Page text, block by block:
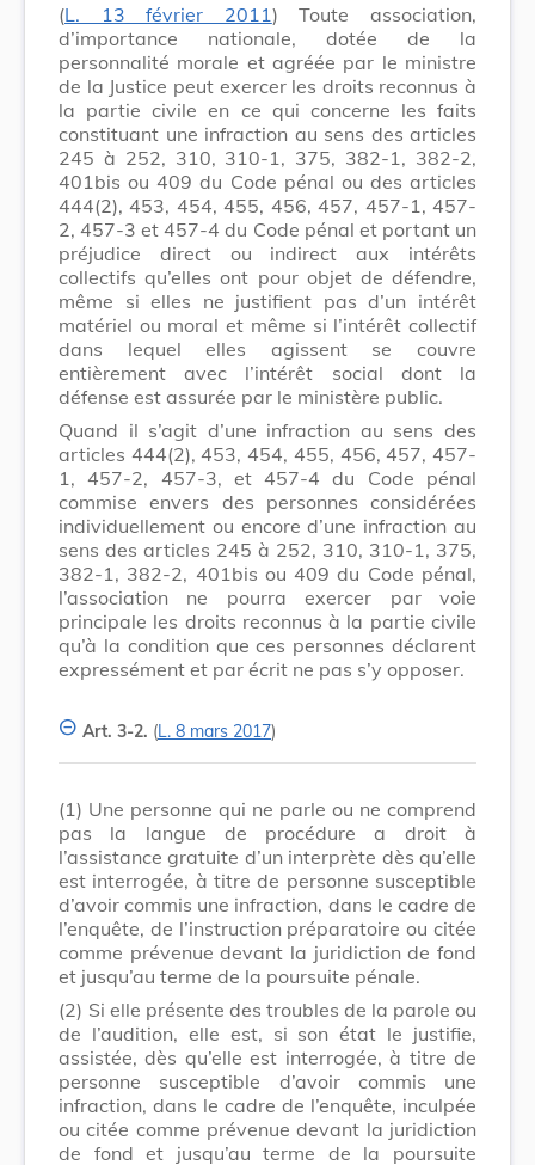
(L. 13 février 2011 ) Toute association,
d’importance nationale, dotée de la
personnalité morale et agréée par le ministre
de la Justice peut exercer les droits reconnus à
la partie civile en ce qui concerne les faits
constituant une infraction au sens des articles
245 à 252, 310, 310-1, 375, 382-1, 382-2,
401bis ou 409 du Code pénal ou des articles
444(2), 453, 454, 455, 456, 457, 457-1, 457-
2, 457-3 et 457-4 du Code pénal et portant un
préjudice direct ou indirect aux intérêts
collectifs qu’elles ont pour objet de défendre,
même si elles ne justifient pas d’un intérêt
matériel ou moral et même si l’intérêt collectif
dans lequel elles agissent se couvre
entièrement avec l’intérêt social dont la
défense est assurée par le ministère public.
Quand il s’agit d’une infraction au sens des
articles 444(2), 453, 454, 455, 456, 457, 457-
1, 457-2, 457-3, et 457-4 du Code pénal
commise envers des personnes considérées
individuellement ou encore d’une infraction au
sens des articles 245 à 252, 310, 310-1, 375,
382-1, 382-2, 401bis ou 409 du Code pénal,
l’association ne pourra exercer par voie
principale les droits reconnus à la partie civile
qu’à la condition que ces personnes déclarent
expressément et par écrit ne pas s’y opposer.
Art. 3-2. (L. 8 mars 2017)
(1) Une personne qui ne parle ou ne comprend
pas la langue de procédure a droit à
l’assistance gratuite d’un interprète dès qu’elle
est interrogée, à titre de personne susceptible
d’avoir commis une infraction, dans le cadre de
l’enquête, de l’instruction préparatoire ou citée
comme prévenue devant la juridiction de fond
et jusqu’au terme de la poursuite pénale.
(2) Si elle présente des troubles de la parole ou
de l’audition, elle est, si son état le justifie,
assistée, dès qu’elle est interrogée, à titre de
personne susceptible d’avoir commis une
infraction, dans le cadre de l’enquête, inculpée
ou citée comme prévenue devant la juridiction
de fond et jusqu’au terme de la poursuite